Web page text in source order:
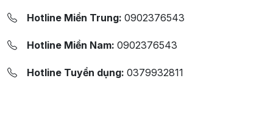
Hotline Miền Trung: 0902376543
Hotline Miền Nam: 0902376543
Hotline Tuyển dụng: 0379932811